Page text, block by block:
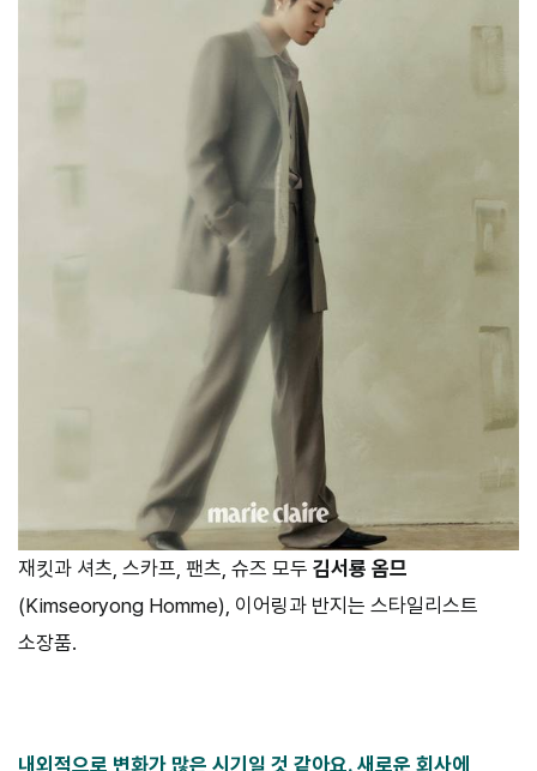
재킷과 셔츠, 스카프, 팬츠, 슈즈 모두 김서룡 옴므
(Kimseoryong Homme), 이어링과 반지는 스타일리스트
소장품.
내외적으로 변화가 많은 시기일 것 같아요. 새로운 회사에